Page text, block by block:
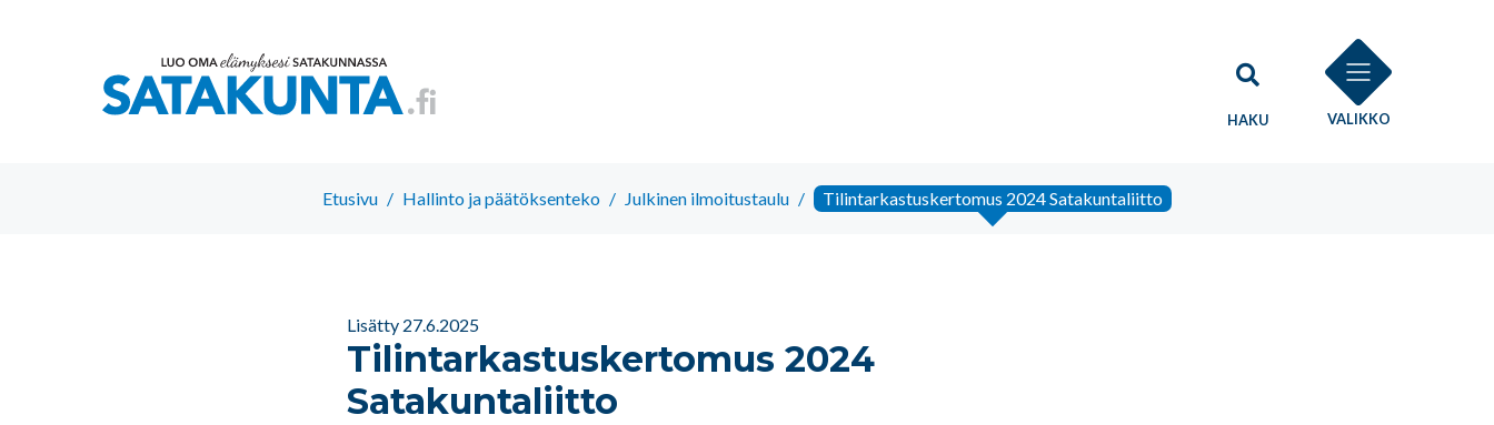
HAKU VALIKKO
Etusivu / Hallinto ja päätöksenteko / Julkinen ilmoitustaulu / Tilintarkastuskertomus 2024 Satakuntaliitto
Lisätty 27.6.2025
Tilintarkastuskertomus 2024
Satakuntaliitto